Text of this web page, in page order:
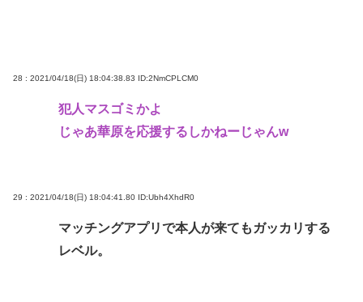
28 : 2021/04/18(日) 18:04:38.83 ID:2NmCPLCM0
犯人マスゴミかよ
じゃあ華原を応援するしかねーじゃんw
29 : 2021/04/18(日) 18:04:41.80 ID:Ubh4XhdR0
マッチングアプリで本人が来てもガッカリする
レベル。